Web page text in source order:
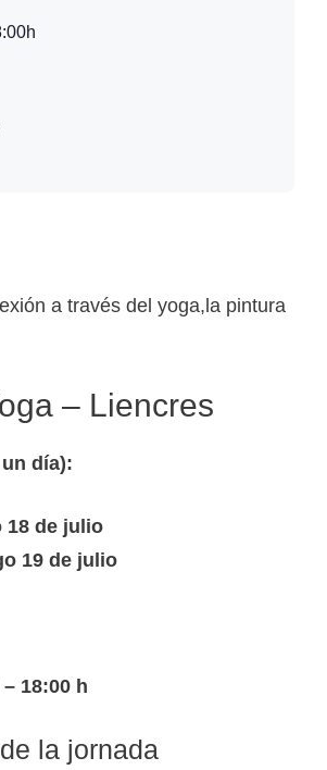
a través del yoga,la pintura
– Liencres
día):
18 de julio
19 de julio
18:00 h
la jornada